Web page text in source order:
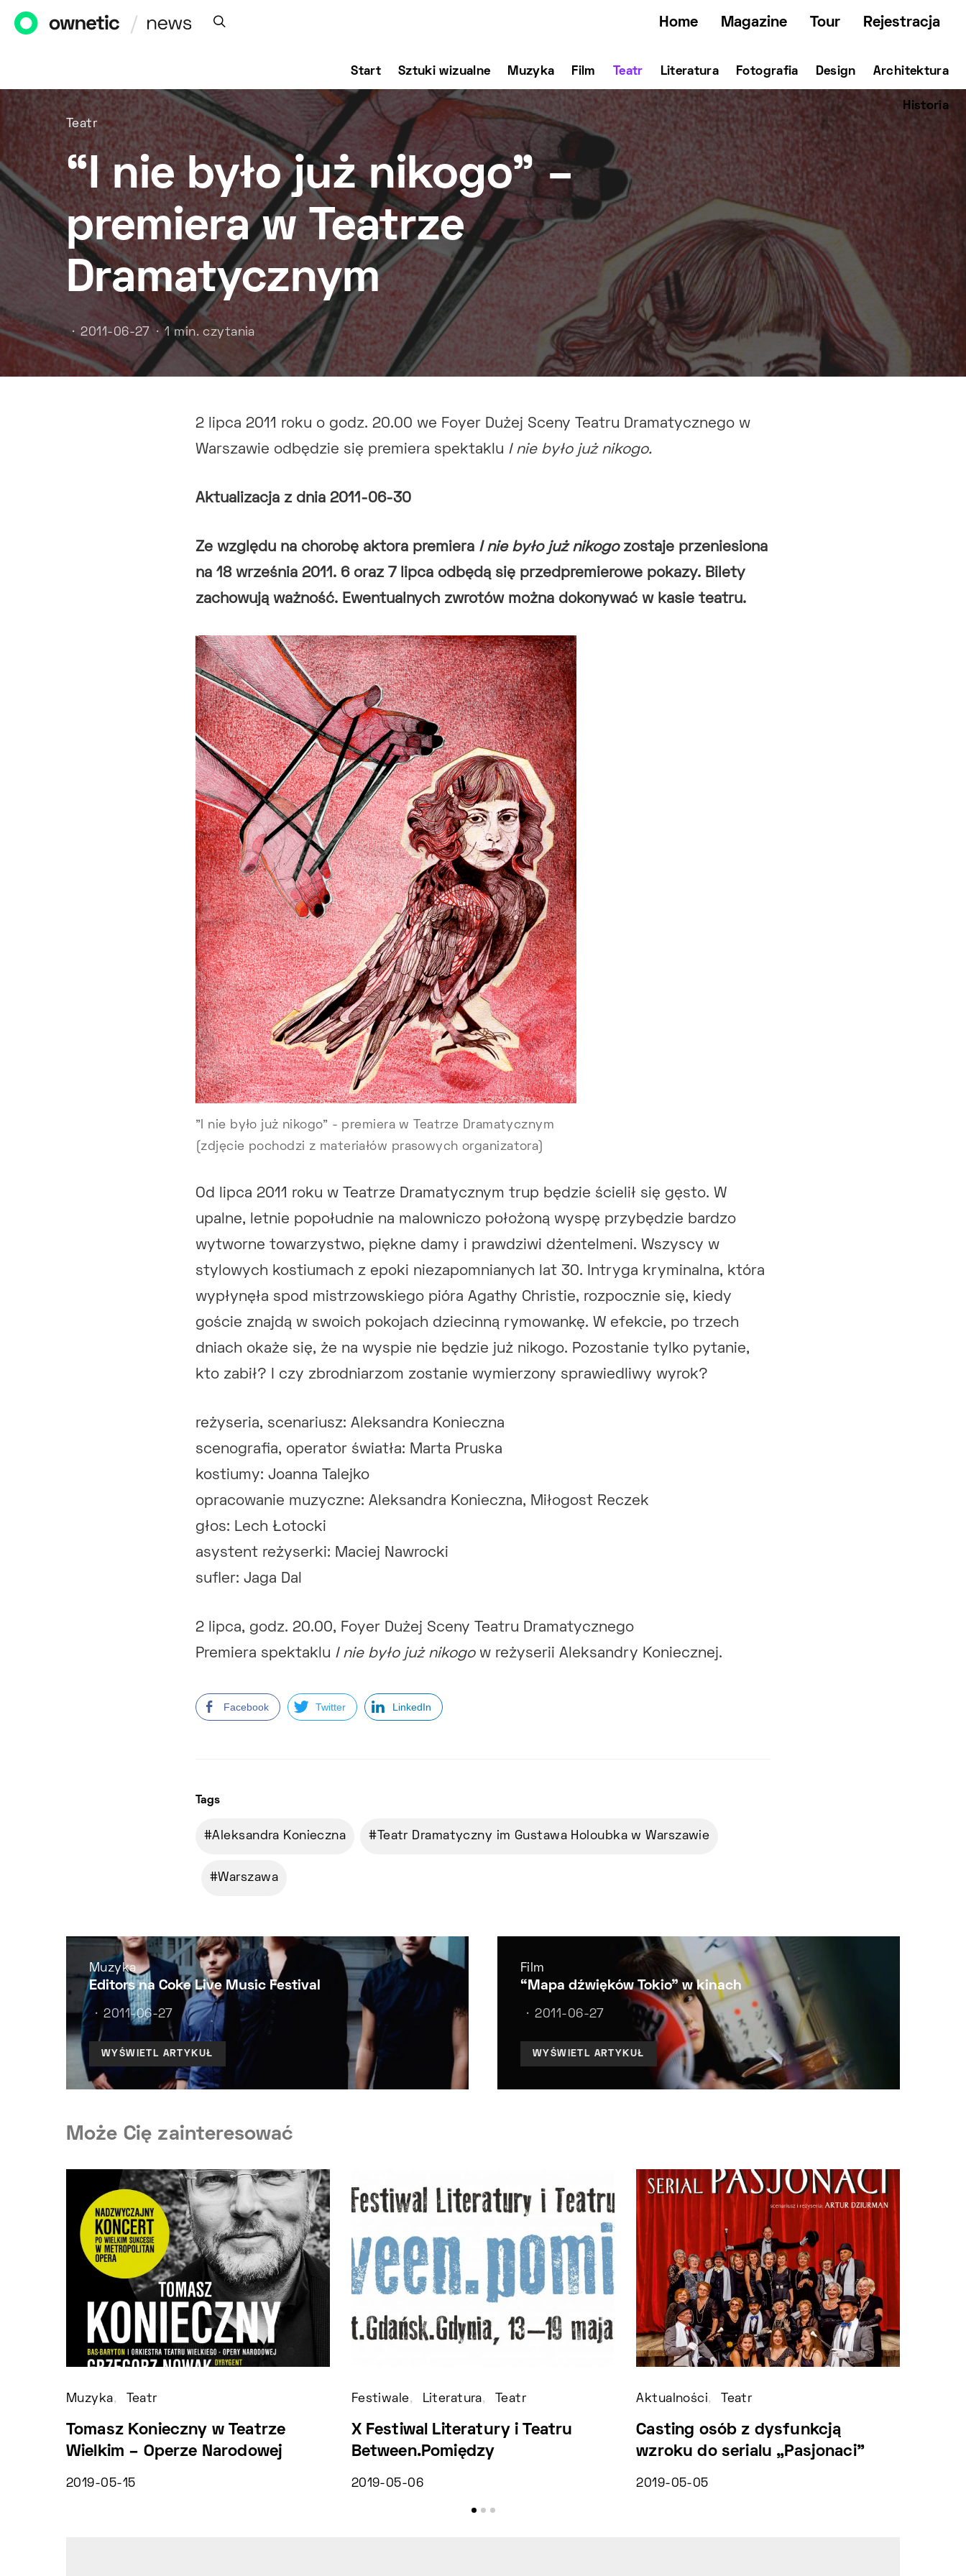
Home Magazine Tour Rejestracja
Start Sztuki wizualne Muzyka Film Teatr Literatura Fotografia Design Architektura
Historia
Teatr
“I nie było już nikogo” –
premiera w Teatrze
Dramatycznym
2011-06-27 1 min. czytania
2 lipca 2011 roku o godz. 20.00 we Foyer Dużej Sceny Teatru Dramatycznego w
Warszawie odbędzie się premiera spektaklu I nie było już nikogo.
Aktualizacja z dnia 2011-06-30
Ze względu na chorobę aktora premiera I nie było już nikogozostaje przeniesiona
na 18 września 2011. 6 oraz 7 lipca odbędą się przedpremierowe pokazy. Bilety
zachowują ważność. Ewentualnych zwrotów można dokonywać w kasie teatru.
"I nie było już nikogo" - premiera w Teatrze Dramatycznym
(zdjęcie pochodzi z materiałów prasowych organizatora)
Od lipca 2011 roku w Teatrze Dramatycznym trup będzie ścielił się gęsto. W
upalne, letnie popołudnie na malowniczo położoną wyspę przybędzie bardzo
wytworne towarzystwo, piękne damy i prawdziwi dżentelmeni. Wszyscy w
stylowych kostiumach z epoki niezapomnianych lat 30. Intryga kryminalna, która
wypłynęła spod mistrzowskiego pióra Agathy Christie, rozpocznie się, kiedy
goście znajdą w swoich pokojach dziecinną rymowankę. W efekcie, po trzech
dniach okaże się, że na wyspie nie będzie już nikogo. Pozostanie tylko pytanie,
kto zabił? I czy zbrodniarzom zostanie wymierzony sprawiedliwy wyrok?
reżyseria, scenariusz: Aleksandra Konieczna
scenografia, operator światła: Marta Pruska
kostiumy: Joanna Talejko
opracowanie muzyczne: Aleksandra Konieczna, Miłogost Reczek
głos: Lech Łotocki
asystent reżyserki: Maciej Nawrocki
sufler: Jaga Dal
2 lipca, godz. 20.00, Foyer Dużej Sceny Teatru Dramatycznego
Premiera spektaklu I nie było już nikogo w reżyserii Aleksandry Koniecznej.
Facebook Twitter LinkedIn
Tags
Aleksandra Konieczna Teatr Dramatyczny im Gustawa Holoubka w Warszawie
Warszawa
Muzyka
Editors na Coke Live Music Festival
2011-06-27
WYŚWIETL ARTYKUŁ
Film
“Mapa dźwięków Tokio” w kinach
2011-06-27
WYŚWIETL ARTYKUŁ
Może Cię zainteresować
Muzyka Teatr
Tomasz Konieczny w Teatrze
Wielkim – Operze Narodowej
2019-05-15
Festiwale Literatura Teatr
X Festiwal Literatury i Teatru
Between.Pomiędzy
2019-05-06
Aktualności Teatr
Casting osób z dysfunkcją
wzroku do serialu „Pasjonaci”
2019-05-05